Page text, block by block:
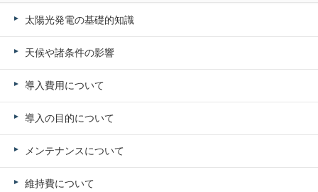
太陽光発電の基礎的知識
天候や諸条件の影響
導入費用について
導入の目的について
メンテナンスについて
維持費について